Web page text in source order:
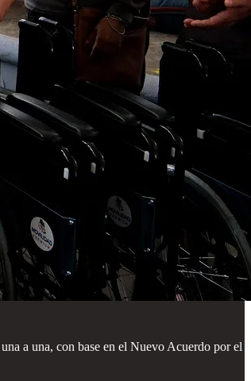
a una, con base en el Nuevo Acuerdo por el